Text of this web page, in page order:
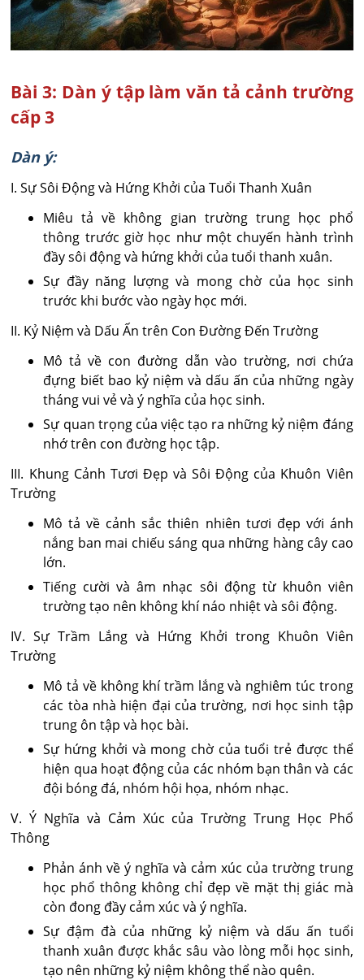
Bài 3: Dàn ý tập làm văn tả cảnh trường
cấp 3
Dàn ý:
I. Sự Sôi Động và Hứng Khởi của Tuổi Thanh Xuân
Miêu tả về không gian trường trung học phổ
thông trước giờ học như một chuyến hành trình
đầy sôi động và hứng khởi của tuổi thanh xuân.
Sự đầy năng lượng và mong chờ của học sinh
trước khi bước vào ngày học mới.
II. Kỷ Niệm và Dấu Ấn trên Con Đường Đến Trường
Mô tả về con đường dẫn vào trường, nơi chứa
đựng biết bao kỷ niệm và dấu ấn của những ngày
tháng vui vẻ và ý nghĩa của học sinh.
Sự quan trọng của việc tạo ra những kỷ niệm đáng
nhớ trên con đường học tập.
III. Khung Cảnh Tươi Đẹp và Sôi Động của Khuôn Viên
Trường
Mô tả về cảnh sắc thiên nhiên tươi đẹp với ánh
nắng ban mai chiếu sáng qua những hàng cây cao
lớn.
Tiếng cười và âm nhạc sôi động từ khuôn viên
trường tạo nên không khí náo nhiệt và sôi động.
IV. Sự Trầm Lắng và Hứng Khởi trong Khuôn Viên
Trường
Mô tả về không khí trầm lắng và nghiêm túc trong
các tòa nhà hiện đại của trường, nơi học sinh tập
trung ôn tập và học bài.
Sự hứng khởi và mong chờ của tuổi trẻ được thể
hiện qua hoạt động của các nhóm bạn thân và các
đội bóng đá, nhóm hội họa, nhóm nhạc.
V. Ý Nghĩa và Cảm Xúc của Trường Trung Học Phổ
Thông
Phản ánh về ý nghĩa và cảm xúc của trường trung
học phổ thông không chỉ đẹp về mặt thị giác mà
còn đong đầy cảm xúc và ý nghĩa.
Sự đậm đà của những kỷ niệm và dấu ấn tuổi
thanh xuân được khắc sâu vào lòng mỗi học sinh,
tạo nên những kỷ niệm không thể nào quên.